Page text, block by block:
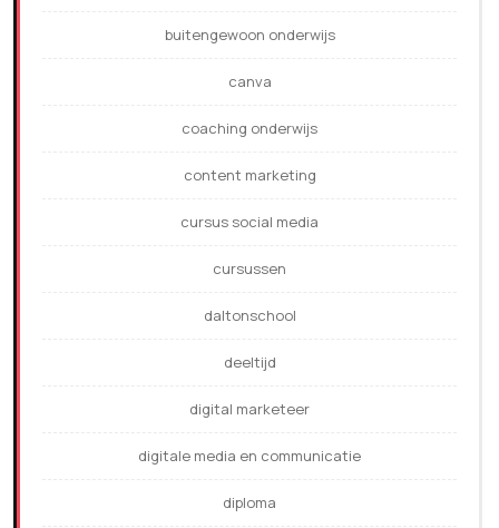
buitengewoon onderwijs
canva
coaching onderwijs
content marketing
cursus social media
cursussen
daltonschool
deeltijd
digital marketeer
digitale media en communicatie
diploma